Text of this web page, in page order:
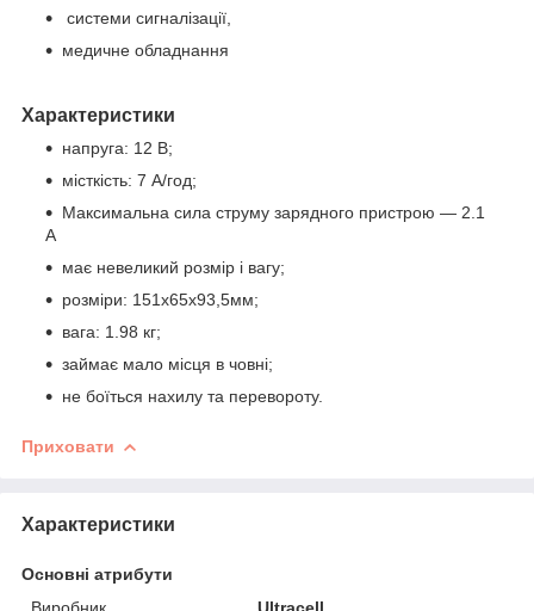
системи сигналізації,
медичне обладнання
Характеристики
напруга: 12 В;
місткість: 7 А/год;
Максимальна сила струму зарядного пристрою — 2.1
A
має невеликий розмір і вагу;
розміри: 151x65x93,5мм;
вага: 1.98 кг;
займає мало місця в човні;
не боїться нахилу та перевороту.
Приховати
Характеристики
Основні атрибути
Виробник
Ultracell